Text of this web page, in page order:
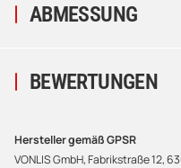
ABMESSUNG
BEWERTUNGEN
Hersteller gemäß GPSR
VONLIS GmbH, Fabrikstraße 12,